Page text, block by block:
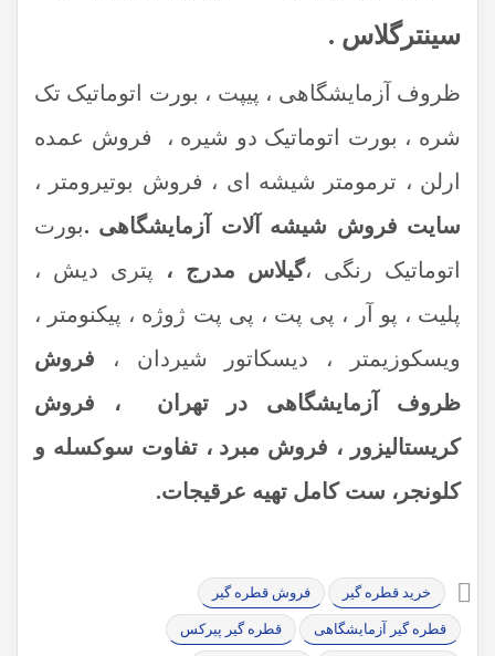
سینترگلاس .
ظروف آزمایشگاهی ، پیپت ، بورت اتوماتیک تک
شره ، بورت اتوماتیک دو شیره ، فروش عمده
ارلن ، ترمومتر شیشه ای ، فروش بوتیرومتر ،
سایت فروش شیشه آلات آزمایشگاهی .بورت
اتوماتیک رنگی ،گیلاس مدرج ،
پتری دیش ،
پلیت ، پو آر ، پی پت ، پی پت ژوژه ، پیکنومتر ،
ویسکوزیمتر ، دیسکاتور شیردان ، فروش
ظروف آزمایشگاهی در تهران ، فروش
کریستالیزور ، فروش مبرد ، تفاوت سوکسله و
کلونجر، ست کامل تهیه عرقیجات.
خرید قطره گیر فروش قطره گیر
قطره گیر آزمایشگاهی قطره گیر پیرکس